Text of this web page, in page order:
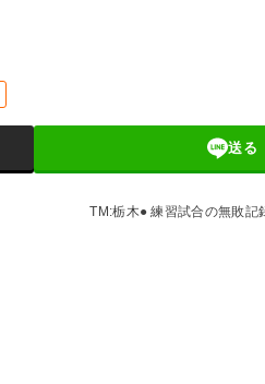
送る
TM:栃木● 練習試合の無敗記